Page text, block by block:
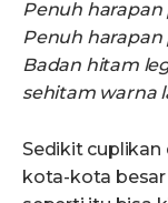
Penuh
Penuh
Badan hitam
sehitam warna
Sedikit
kota-kota besar